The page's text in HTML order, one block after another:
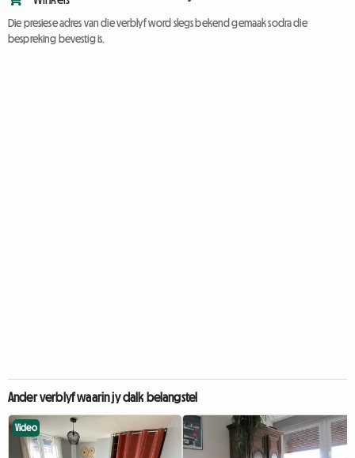
Die presiese adres van die verblyf word slegs bekend gemaak sodra die
bespreking bevestig is.
Ander verblyf waarin jy dalk belangstel
Video